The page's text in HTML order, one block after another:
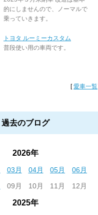
的にしませんので、ノーマルで
乗っていきます。
トヨタ ルーミーカスタム
普段使い用の車両です。
[愛車一覧
過去のブログ
2026年
03月 04月 05月
06月
09月 10月 11月 12月
2025年